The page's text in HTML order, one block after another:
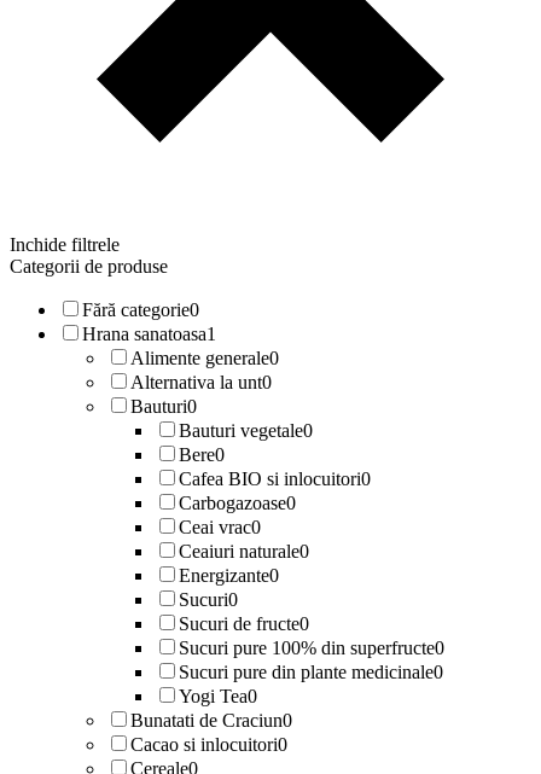
Inchide filtrele
Categorii de produse
Fără categorie0
Hrana sanatoasa1
Alimente generale0
Alternativa la unt0
Bauturi0
Bauturi vegetale0
Bere0
Cafea BIO si inlocuitori0
Carbogazoase0
Ceai vrac0
Ceaiuri naturale0
Energizante0
Sucuri0
Sucuri de fructe0
Sucuri pure 100% din superfructe0
Sucuri pure din plante medicinale0
Yogi Tea0
Bunatati de Craciun0
Cacao si inlocuitori0
Cereale0